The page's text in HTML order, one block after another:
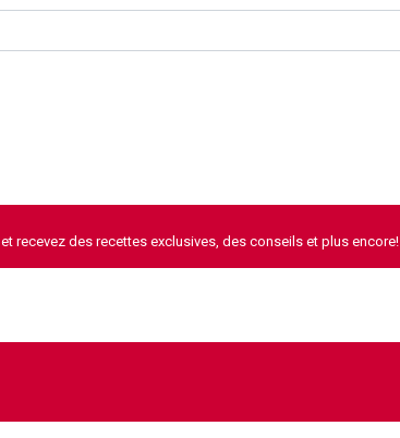
et recevez des recettes exclusives, des conseils et plus encore!